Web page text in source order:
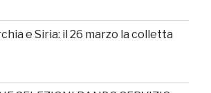
e Siria: il 26 marzo la colletta